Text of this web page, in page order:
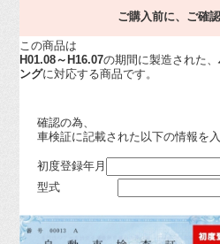
ご購入前に、ご確
この商品は
H01.08～H16.07の期間に製造された、
ングに対応する商品です。
確認の為、
車検証に記載された以下の情報を
初度登録年月
型式